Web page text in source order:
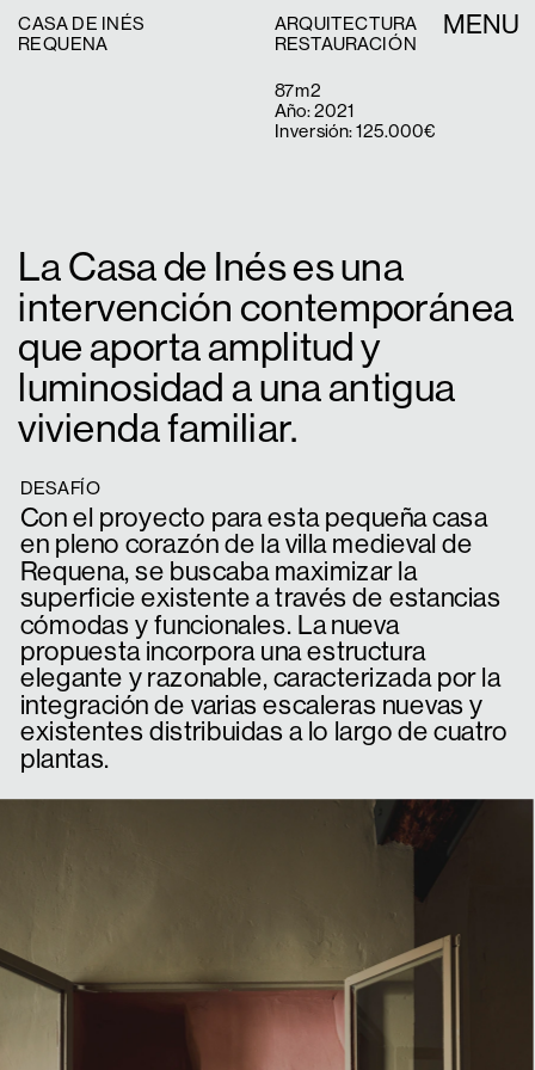
MENU
CASA DE INÉS
REQUENA
ARQUITECTURA
RESTAURACIÓN
87m2
Año: 2021
Inversión: 125.000€
La Casa de Inés es una
intervención contemporánea
que aporta amplitud y
luminosidad a una antigua
vivienda familiar.
DESAFÍO
Con el proyecto para esta pequeña casa
en pleno corazón de la villa medieval de
Requena, se buscaba maximizar la
superficie existente a través de estancias
cómodas y funcionales. La nueva
propuesta incorpora una estructura
elegante y razonable, caracterizada por la
integración de varias escaleras nuevas y
existentes distribuidas a lo largo de cuatro
plantas.